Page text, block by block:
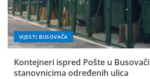
VIJESTI BUSOVAČA
Kontejneri ispred Pošte u
stanovnicima određenih ulica